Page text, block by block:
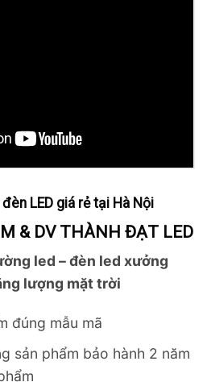
LED giá rẻ tại Hà Nội
& DV THÀNH ĐẠT LED
led – đèn led xưởng
lượng mặt trời
đúng mẫu mã
sản phẩm bảo hành 2 năm